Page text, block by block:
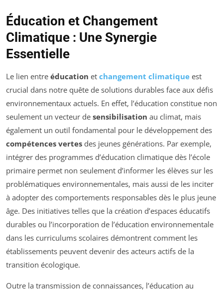
Éducation et Changement
Climatique : Une Synergie
Essentielle
Le lien entre éducation et changement climatique est
crucial dans notre quête de solutions durables face aux défis
environnementaux actuels. En effet, l’éducation constitue non
seulement un vecteur de sensibilisation au climat, mais
également un outil fondamental pour le développement des
compétences vertes des jeunes générations. Par exemple,
intégrer des programmes d’éducation climatique dès l’école
primaire permet non seulement d’informer les élèves sur les
problématiques environnementales, mais aussi de les inciter
à adopter des comportements responsables dès le plus jeune
âge. Des initiatives telles que la création d’espaces éducatifs
durables ou l’incorporation de l’éducation environnementale
dans les curriculums scolaires démontrent comment les
établissements peuvent devenir des acteurs actifs de la
transition écologique.
Outre la transmission de connaissances, l’éducation au